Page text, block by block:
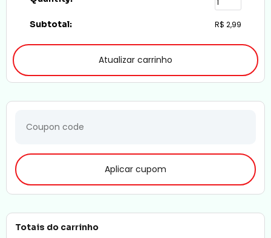
R$ 2,99
Atualizar carrinho
Aplicar cupom
Totais do carrinho